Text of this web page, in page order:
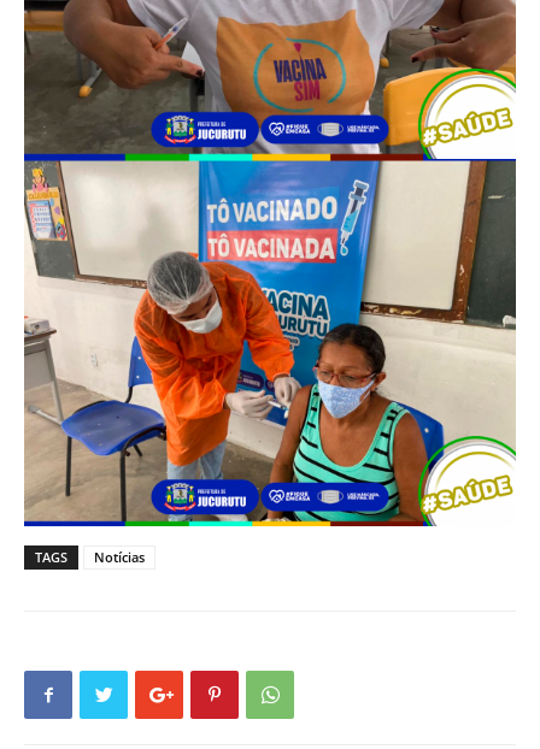
TAGS Notícias